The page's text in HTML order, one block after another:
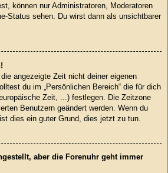
können nur Administratoren, Moderatoren
Status sehen. Du wirst dann als unsichtbarer
angezeigte Zeit nicht deiner eigenen
du im „Persönlichen Bereich“ die für dich
Zeit, ...) festlegen. Die Zeitzone
Benutzern geändert werden. Wenn du
dies ein guter Grund, dies jetzt zu tun.
aber die Forenuhr geht immer